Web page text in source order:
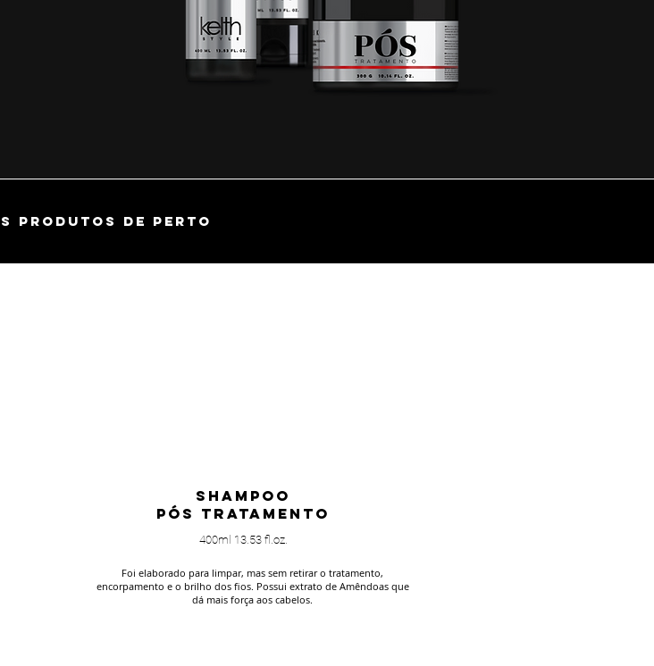
PRODUTOS DE PERTO
SHAMPOO
PÓS TRATAMENTO
400ml 13.53 fl.oz.
Foi elaborado para limpar, mas sem retirar o tratamento,
encorpamento e o brilho dos fios. Possui extrato de Amêndoas que
dá mais força aos cabelos.